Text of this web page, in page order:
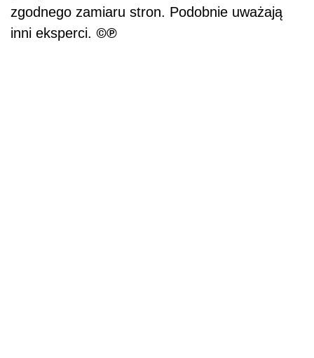
zgodnego zamiaru stron. Podobnie uważają
inni eksperci. ©℗